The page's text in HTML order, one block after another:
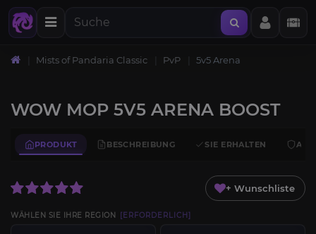
Mists of Pandaria Classic PvP 5v5 Arena
WOW MOP 5V5 ARENA BOOST
PRODUKT BESCHREIBUNG SIE ERHALTEN
+ Wunschliste
WÄHLEN SIE IHRE REGION [ERFORDERLICH]